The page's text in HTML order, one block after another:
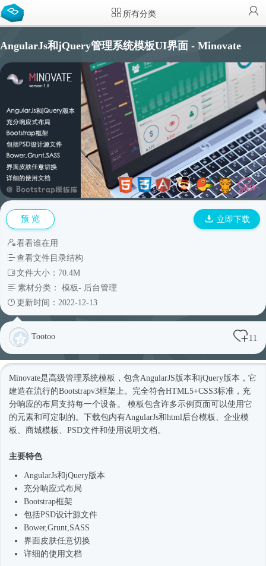
所有分类
AngularJs和jQuery管理系统模板UI界面 - Minovate
预 览 立即下载
看看谁在用
查看文件目录结构
文件大小：70.4M
素材分类： 模板- 后台管理
更新时间：2022-12-13
Tootoo 11
Minovate是高级管理系统模板，包含AngularJS版本和jQuery版本，它
建造在流行的Bootstrapv3框架上。完全符合HTML5+CSS3标准，充
分响应的布局支持每一个设备。 模板包含许多示例页面可以使用它
的元素和可定制的。下载包内有AngularJs和html 后台模板 、企业模
板
、商城模板、PSD文件和使用说明文档。
主要特色
AngularJs和jQuery版本
充分响应式布局
Bootstrap框架
包括PSD设计源文件
Bower,Grunt,SASS
界面皮肤任意切换
详细的使用文档